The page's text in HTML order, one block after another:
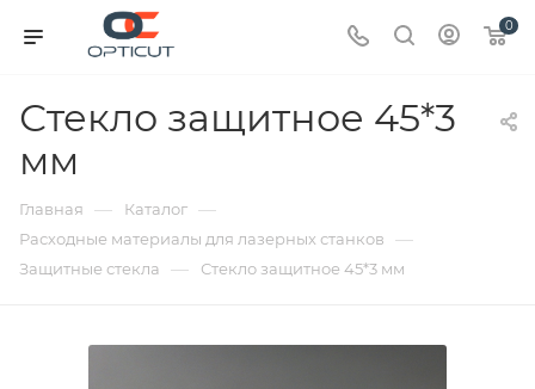
0
Стекло защитное 45*3
мм
Главная — Каталог —
Расходные материалы для лазерных станков —
Защитные стекла — Стекло защитное 45*3 мм